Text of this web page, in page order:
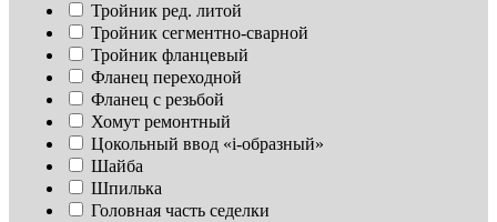
Тройник ред. литой
Тройник сегментно-сварной
Тройник фланцевый
Фланец переходной
Фланец с резьбой
Хомут ремонтный
Цокольный ввод «i-образный»
Шайба
Шпилька
Головная часть седелки